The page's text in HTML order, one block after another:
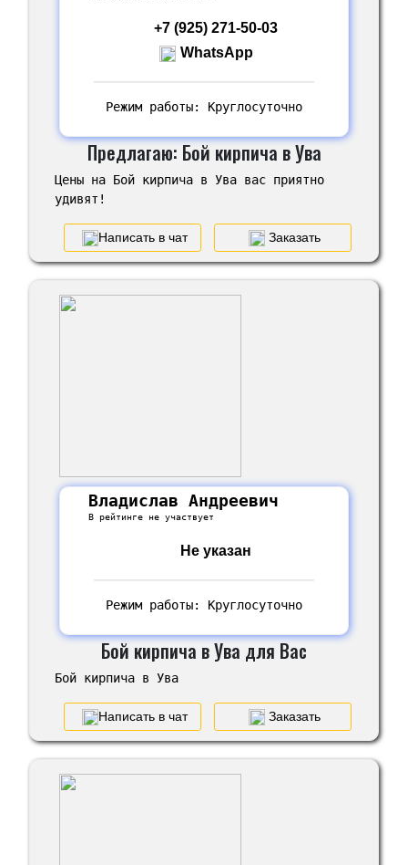
+7 (925) 271-50-03
WhatsApp
Режим работы: Круглосуточно
Предлагаю: Бой кирпича в Ува
Цены на Бой кирпича в Ува вас приятно
удивят!
Написать в чат Заказать
Владислав Андреевич
В рейтинге не участвует
Не указан
Режим работы: Круглосуточно
Бой кирпича в Ува для Вас
Бой кирпича в Ува
Написать в чат Заказать